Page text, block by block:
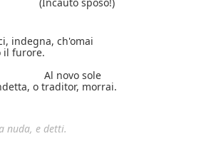
indegna, ch'omai
il furore.
Al novo sole
o traditor, morrai.
nuda, e detti.